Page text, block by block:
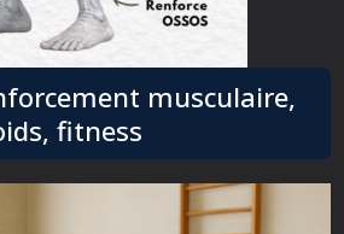
musculaire,
fitness